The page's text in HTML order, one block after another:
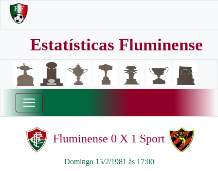
Estatísticas Fluminense
Fluminense 0 X 1 Sport
Domingo 15/2/1981 às 17:00